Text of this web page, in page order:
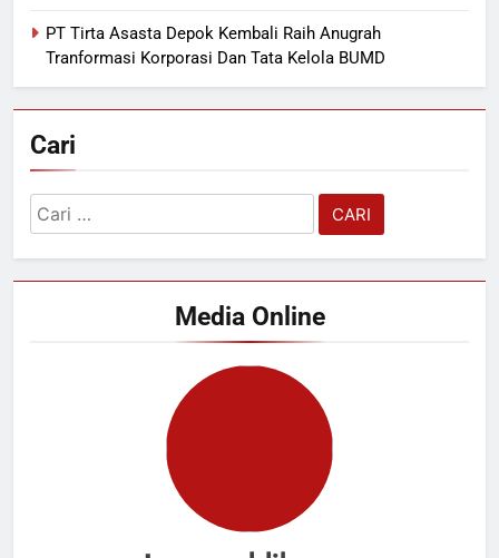
PT Tirta Asasta Depok Kembali Raih Anugrah
Tranformasi Korporasi Dan Tata Kelola BUMD
Cari
Cari
untuk:
Media Online